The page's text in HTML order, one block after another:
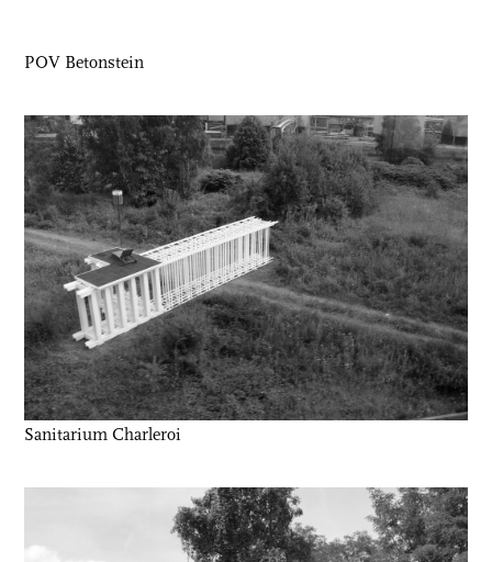
POV Betonstein
Sanitarium Charleroi